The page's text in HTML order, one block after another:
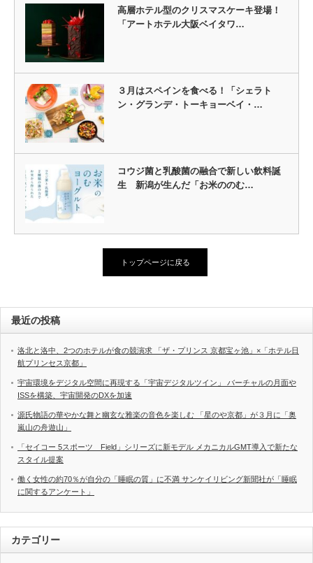
高層ホテル型のクリスマスケーキ登場！
「アートホテル大阪ベイタワ…
３月はスペインを食べる！「シェラト
ン・グランデ・トーキョーベイ・…
コウジ菌と乳酸菌の融合で新しい飲料誕
生 新潟が生んだ「お米ののむ…
トップページに戻る
最近の投稿
洛北と洛中、2つのホテルが食の競演求 「ザ・プリンス 京都宝ヶ池」×「ホテル日
航プリンセス京都」
宇宙環境をデジタル空間に再現する「宇宙デジタルツイン」 バーチャルの月面や
ISSを構築、宇宙開発のDXを加速
源氏物語の華やかな舞と幽玄な雅楽の音色を楽しむ 「星のや京都」が３月に「奥
嵐山の舟遊山」
「セイコー 5スポーツ Field」シリーズに新モデル メカニカルGMT導入で新たな
スタイル提案
働く女性の約70％が自分の「睡眠の質」に不満 サンケイリビング新聞社が「睡眠
に関するアンケート」
カテゴリー